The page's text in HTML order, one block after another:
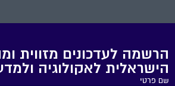
הרשמה לעדכונים מזווית
הישראלית לאקולוגיה
שם פרטי